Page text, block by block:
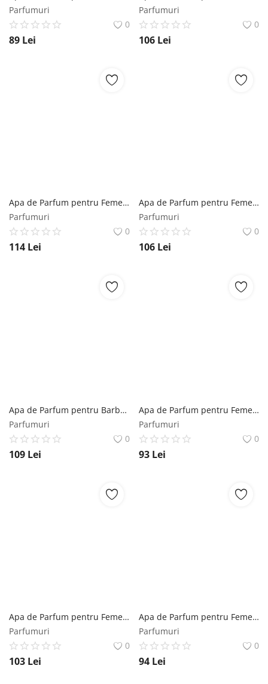
Parfumuri
0
89 Lei
Parfumuri
0
106 Lei
Apa de Parfum pentru Femei - Maison Alhambra EDP Mia Dolcezza, 100 ml Maison Alhambra
Parfumuri
0
114 Lei
Apa de Parfum pentru Femei - Maison Alhambra EDP Montaigne Coco, 100 ml Maison Alhambra
Parfumuri
0
106 Lei
Apa de Parfum pentru Barbati - Maison Alhambra EDP Kismet for Men, 100 ml Maison Alhambra
Parfumuri
0
109 Lei
Apa de Parfum pentru Femei - Maison Alhambra EDP Narissa Rouge, 100 ml Maison Alhambra
Parfumuri
0
93 Lei
Apa de Parfum pentru Femei - Asdaaf EDP Andaleeb Flora, 100 ml Asdaaf
Parfumuri
0
103 Lei
Apa de Parfum pentru Femei - Maison Alhambra EDP Zeno, 100 ml Maison Alhambra
Parfumuri
0
94 Lei